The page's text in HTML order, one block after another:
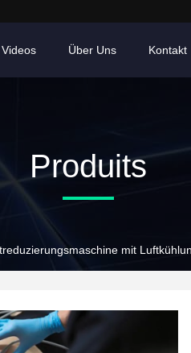
Videos Über Uns Kontakt
Produits
mit